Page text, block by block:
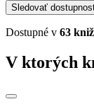
Sledovať
Dostupné v 63
V ktorých